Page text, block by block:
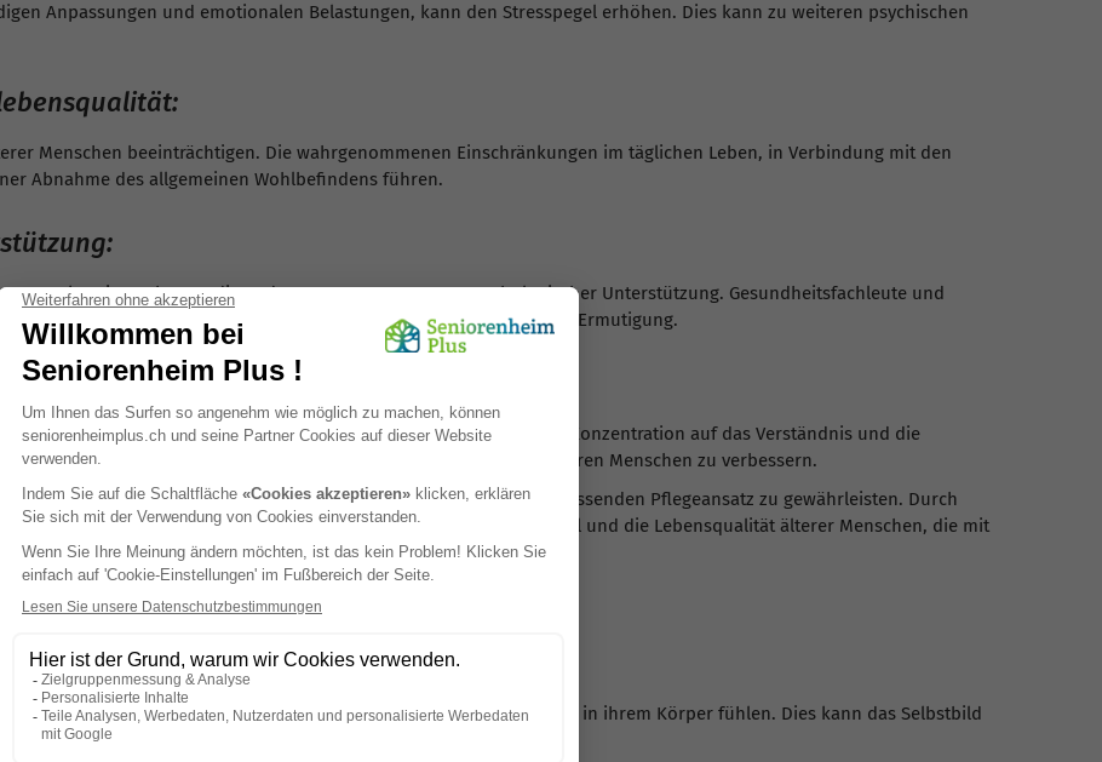
Anpassungen und emotionalen Belastungen, kann den Stresspegel erhöhen. Dies kann zu weiteren psychischen
Menschen beeinträchtigen. Die wahrgenommenen Einschränkungen im täglichen Leben, in Verbindung mit den
Abnahme des allgemeinen Wohlbefindens führen.
von Inkontinenz betont die Bedeutung angemessener psychologischer Unterstützung. Gesundheitsfachleute und
Bereitstellung von Beratung, aufmerksamem Zuhören und positiver Ermutigung.
der lebensqualität:
sollte physische, emotionale und soziale Lösungen umfassen. Die Konzentration auf das Verständnis und die
signifikant dazu beitragen, die Lebensqualität der betroffenen älteren Menschen zu verbessern.
Auswirkungen von Inkontinenz zu berücksichtigen, um einen umfassenden Pflegeansatz zu gewährleisten. Durch
können wir dazu beitragen, die Würde, das Selbstwertgefühl und die Lebensqualität älterer Menschen, die mit
beeinträchtigen?
und dazu führen, dass sich ältere Menschen weniger sicher in ihrem Körper fühlen. Dies kann das Selbstbild